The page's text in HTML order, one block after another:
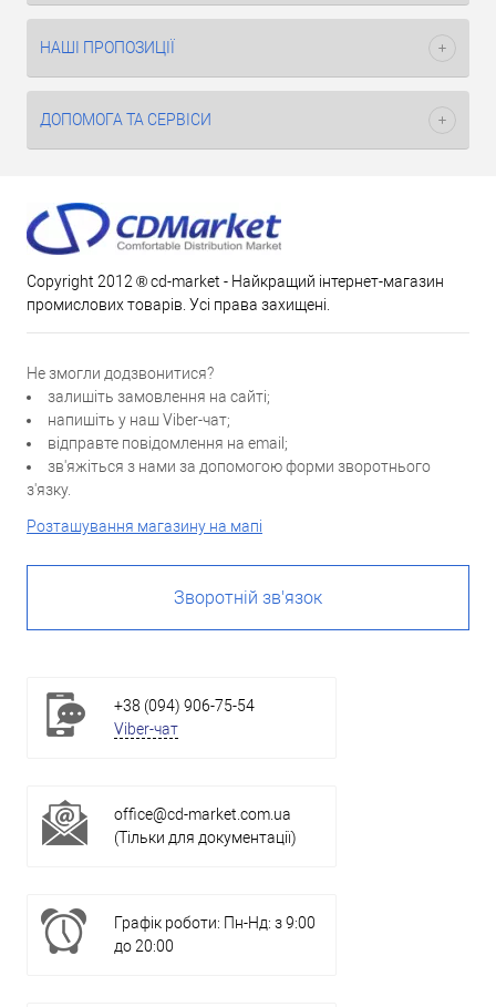
НАШІ ПРОПОЗИЦІЇ
ДОПОМОГА ТА СЕРВІСИ
Copyright 2012 ® cd-market - Найкращий інтернет-магазин
промислових товарів. Усі права захищені.
Не змогли додзвонитися?
залишіть замовлення на сайті;
напишіть у наш Viber-чат;
відправте повідомлення на email;
зв'яжіться з нами за допомогою форми зворотнього
з'язку.
Розташування магазину на мапі
Зворотній зв'язок
+38 (094) 906-75-54
Viber-чат
office@cd-market.com.ua
(Тільки для документації)
Графік роботи: Пн-Нд: з 9:00
до 20:00